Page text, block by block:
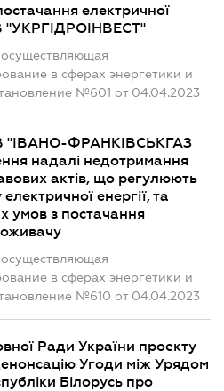
електричної
"УКРГІДРОІНВЕСТ"
в сферах энергетики и
№601 от 04.04.2023
"ІВАНО-ФРАНКІВСЬКГАЗ
надалі недотримання
актів, що регулюють
енергії, та
умов з постачання
в сферах энергетики и
№610 от 04.04.2023
Ради України проекту
Угоди між Урядом
Білорусь про